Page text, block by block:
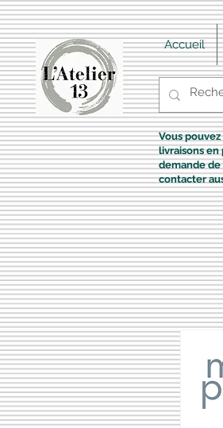
Accueil
Vous
livraisons en
demande
contacter